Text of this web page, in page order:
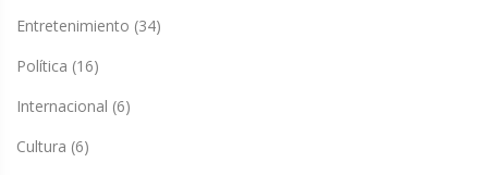
Entretenimiento (34)
Política (16)
Internacional (6)
Cultura (6)